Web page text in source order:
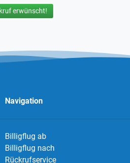
erwünscht!
Navigation
Billigflug ab
Billigflug nach
Rückrufservice